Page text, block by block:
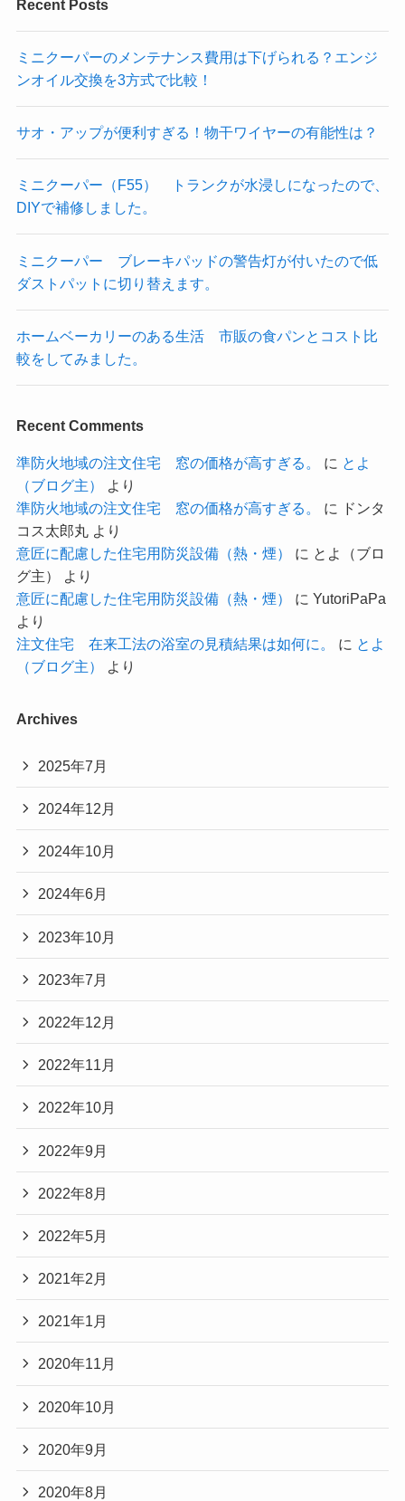
Recent Posts
ミニクーパーのメンテナンス費用は下げられる？エンジ
ンオイル交換を3方式で比較！
サオ・アップが便利すぎる！物干ワイヤーの有能性は？
ミニクーパー（F55） トランクが水浸しになったので、
DIYで補修しました。
ミニクーパー ブレーキパッドの警告灯が付いたので低
ダストパットに切り替えます。
ホームベーカリーのある生活 市販の食パンとコスト比
較をしてみました。
Recent Comments
準防火地域の注文住宅 窓の価格が高すぎる。 に とよ
（ブログ主）
より
準防火地域の注文住宅 窓の価格が高すぎる。
に
ドンタ
コス太郎丸より
意匠に配慮した住宅用防災設備（熱・煙）
に とよ（ブロ
グ主）
より
意匠に配慮した住宅用防災設備（熱・煙）
に YutoriPaPa
より
注文住宅 在来工法の浴室の見積結果は如何に。
に とよ
（ブログ主）
より
Archives
2025年7月
2024年12月
2024年10月
2024年6月
2023年10月
2023年7月
2022年12月
2022年11月
2022年10月
2022年9月
2022年8月
2022年5月
2021年2月
2021年1月
2020年11月
2020年10月
2020年9月
2020年8月